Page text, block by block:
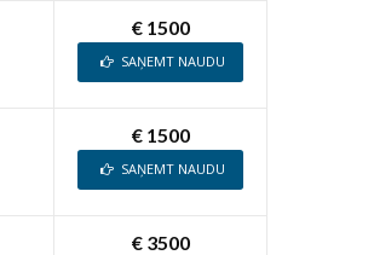
€ 1500
SAŅEMT NAUDU
€ 1500
SAŅEMT NAUDU
€ 3500